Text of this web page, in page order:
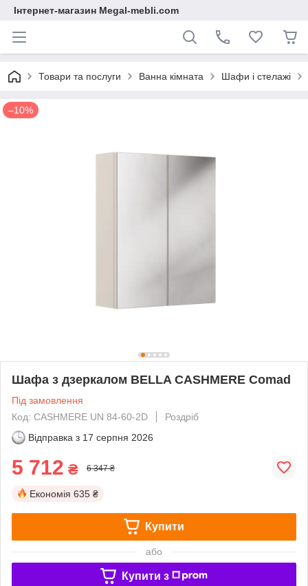
Інтернет-магазин Megal-mebli.com
Товари та послуги Ванна кімната Шафи і стелажі
–10%
Шафа з дзеркалом BELLA CASHMERE Comad
Під замовлення
Код: CASHMERE UN 84-60-2D
Роздріб
Відправка з 17 серпня 2026
5 712 ₴ 6 347 ₴
Економія 635 ₴
Купити
або
Купити з